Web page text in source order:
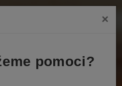
×
pomoci?